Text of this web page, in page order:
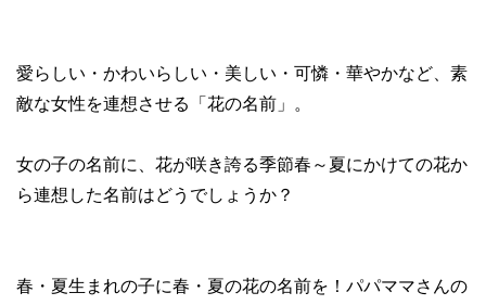
愛らしい・かわいらしい・美しい・可憐・華やかなど、素
敵な女性を連想させる「花の名前」。
女の子の名前に、花が咲き誇る季節春～夏にかけての花か
ら連想した名前はどうでしょうか？
春・夏生まれの子に春・夏の花の名前を！パパママさんの